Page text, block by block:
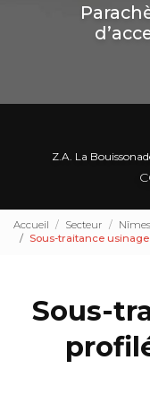
Z.A. La
Accueil Secteur
Nîmes
Sous-traitance
Sous-